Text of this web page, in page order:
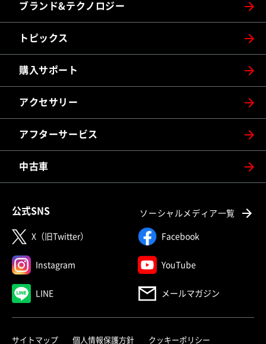
ブランド&テクノロジー
トピックス
購入サポート
アクセサリー
アフターサービス
中古車
公式SNS ソーシャルメディア一覧
X（旧Twitter） Facebook
Instagram YouTube
LINE メールマガジン
サイトマップ 個人情報保護方針 クッキーポリシー